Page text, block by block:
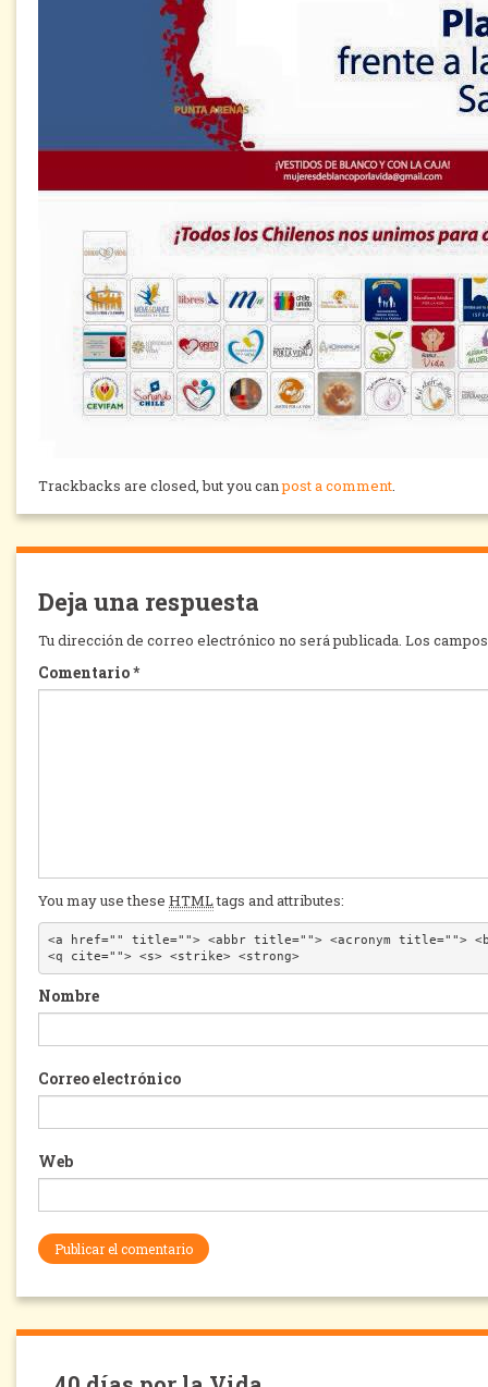
Trackbacks are closed, but you canpost a comment.
Deja una respuesta
Tu dirección de correo electrónico no será publicada. Los
Comentario*
You may use these HTMLtags and attributes:
<a href="" title=""> <abbr title=""> <acronym title="">
<q cite=""> <s> <strike> <strong>
Nombre
Correo electrónico
Web